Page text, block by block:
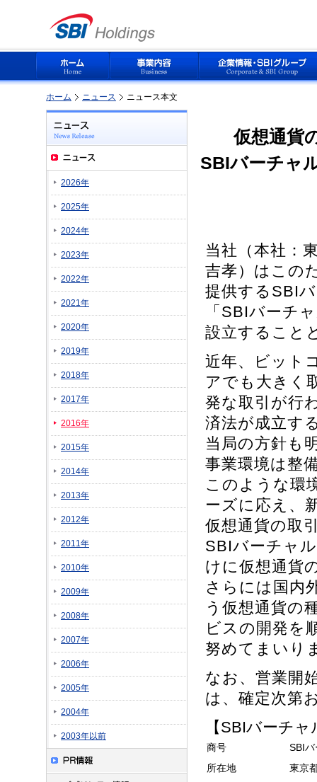
ホーム ニュース ニュース本文
仮想通貨
SBIバーチャ
当社（本社：
吉孝）はこの
提供するSBI
「SBIバーチ
設立すること
近年、ビット
アでも大きく
発な取引が行
済法が成立す
当局の方針も
事業環境は整
このような環
ーズに応え、
仮想通貨の取
SBIバーチャ
けに仮想通貨
さらには国内
う仮想通貨の
ビスの開発を
努めてまいり
なお、営業開
は、確定次第
【SBIバーチ
商号
SBI
所在地
東京
2026年
2025年
2024年
2023年
2022年
2021年
2020年
2019年
2018年
2017年
2016年
2015年
2014年
2013年
2012年
2011年
2010年
2009年
2008年
2007年
2006年
2005年
2004年
2003年以前